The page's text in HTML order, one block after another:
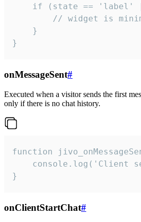
if (state == 'label'
// widget is
    }
}
onMessageSent#
Executed when a visitor sends the first
only if there is no chat history.
function
console.log('Client
}
onClientStartChat#